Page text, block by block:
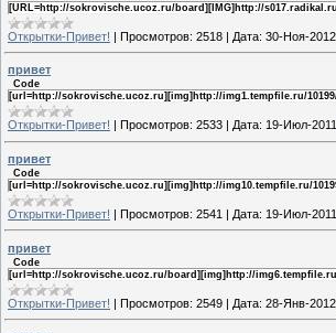
[URL=http://sokrovische.ucoz.ru/board][IMG]http://
Открытки-Привет! | Просмотров: 2518 | Дата: 30-Ноя-2012
привет
Code
[url=http://sokrovische.ucoz.ru][img]http://img1.tempfile.ru/
Открытки-Привет! Просмотров: 2533 Дата: 19-Июл-2011
привет
Code
[url=http://sokrovische.ucoz.ru][img]http://img10.tempfile.ru/
Открытки-Привет! | Просмотров: 2541 | Дата: 19-Июл-2011
привет
Code
[url=http://sokrovische.ucoz.ru/board][img]http://
Открытки-Привет! | Просмотров: 2549 | Дата: 28-Янв-2012